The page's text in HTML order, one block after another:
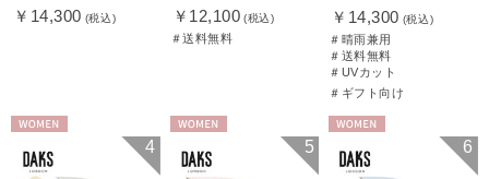
￥14,300 (税込) ￥12,100 (税込)
＃送料無料
￥14,300 (税込)
＃晴雨兼用
＃送料無料
＃UVカット
＃ギフト向け
4 5 6